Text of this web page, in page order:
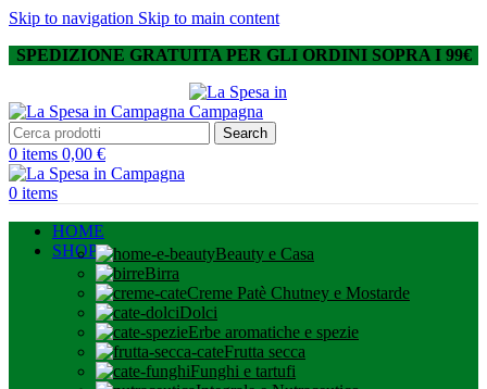
Skip to navigation Skip to main content
SPEDIZIONE GRATUITA PER GLI ORDINI SOPRA I 99€
Search
0 items 0,00 €
0 items
HOME
SHOP
Beauty e Casa
Birra
Creme Patè Chutney e Mostarde
Dolci
Erbe aromatiche e spezie
Frutta secca
Funghi e tartufi